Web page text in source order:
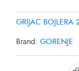
GRIJAC
Brand: GORENJE
GRIJAC
Brand: SAMSUNG
GRIJAC
Brand: SAMSUNG